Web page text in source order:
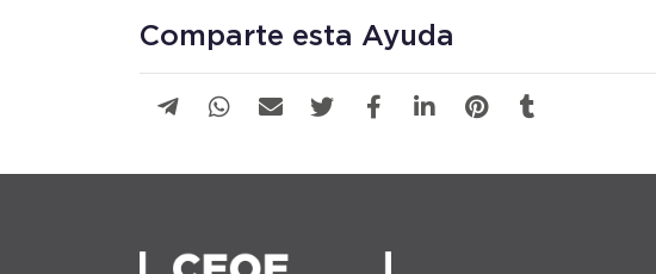
Comparte esta Ayuda